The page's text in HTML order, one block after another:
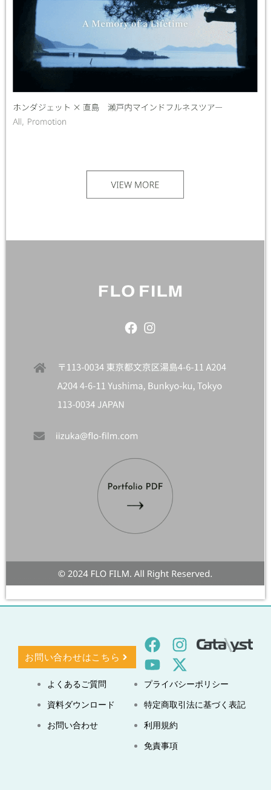
F
a
c
e
b
o
o
k
I
n
s
t
a
Y
o
u
t
u
b
e
X
-
t
w
i
お問い合わせはこちら
よくあるご質問
資料ダウンロード
お問い合わせ
プライバシーポリシー
特定商取引法に基づく表記​
利用規約​
免責事項​